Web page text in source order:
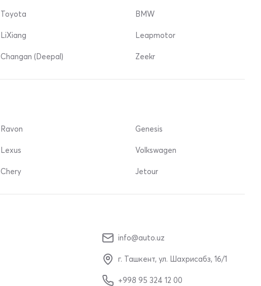
Toyota
LiXiang
Changan (Deepal)
BMW
Leapmotor
Zeekr
Ravon
Lexus
Chery
Genesis
Volkswagen
Jetour
info@auto.uz
г. Ташкент, ул. Шахрисабз, 16/1
+998 95 324 12 00